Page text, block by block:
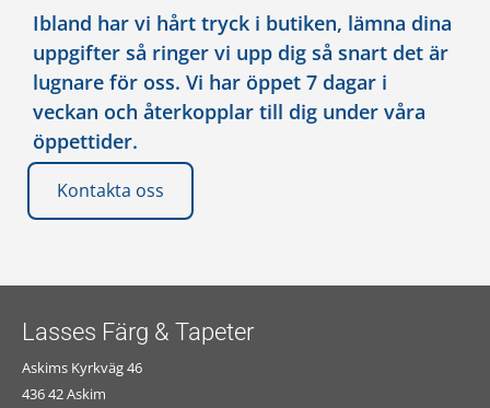
Ibland har vi hårt tryck i butiken, lämna dina
uppgifter så ringer vi upp dig så snart det är
lugnare för oss. Vi har öppet 7 dagar i
veckan och återkopplar till dig under våra
öppettider.
Kontakta oss
Lasses Färg & Tapeter
Askims Kyrkväg 46
436 42 Askim